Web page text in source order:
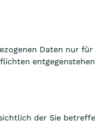
Daten nur
der Sie